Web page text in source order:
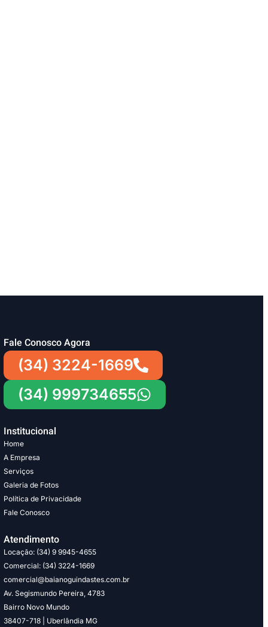
Fale Conosco Agora
(34) 3224-1669
(34) 999734655
Institucional
Home
A Empresa
Serviços
Galeria de Fotos
Política de Privacidade
Fale Conosco
Atendimento
Locação: (34) 9 9945-4655
Comercial: (34) 3224-1669
comercial@baianoguindastes.com.br
Av. Segismundo Pereira, 4783
Bairro Novo Mundo
38407-718 | Uberlândia MG